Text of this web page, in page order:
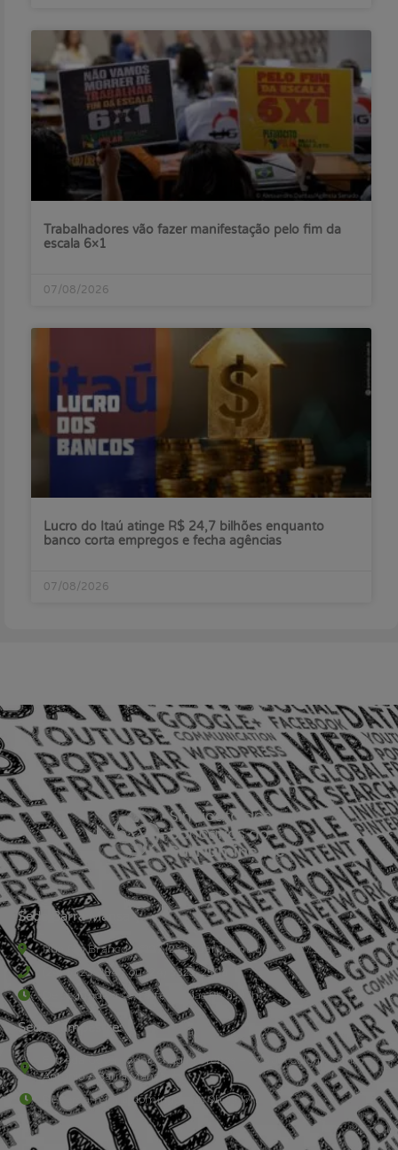
Trabalhadores vão fazer manifestação pelo fim da
escala 6×1
07/08/2026
Lucro do Itaú atinge R$ 24,7 bilhões enquanto
banco corta empregos e fecha agências
07/08/2026
Sede Barra Mansa
Rua Rio Branco, nº107 (2º andar), Centro - Cep: 27.330-030
(24) 3323-2848 ou (24) 3323-2500
De segunda à sexta-feira , das 9h às 17h.
Sede Campestre:
Estrada Governador Chagas Freitas – 3.780 – Colônia Santo
Antônio – Barra Mansa
De terça-feira a domingo, das 9h às 17h